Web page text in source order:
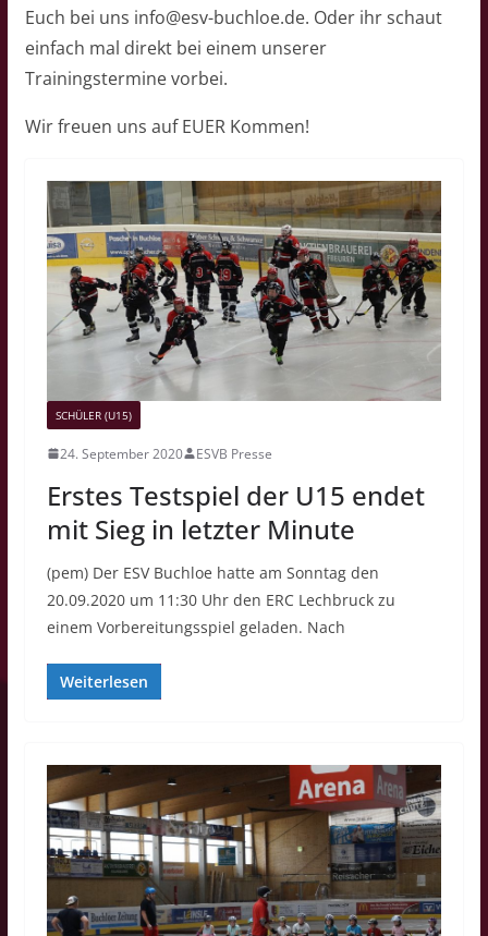
Euch bei uns info@esv-buchloe.de. Oder ihr schaut
einfach mal direkt bei einem unserer
Trainingstermine vorbei.
Wir freuen uns auf EUER Kommen!
SCHÜLER (U15)
24. September 2020 ESVB Presse
Erstes Testspiel der U15 endet
mit Sieg in letzter Minute
(pem) Der ESV Buchloe hatte am Sonntag den
20.09.2020 um 11:30 Uhr den ERC Lechbruck zu
einem Vorbereitungsspiel geladen. Nach
Weiterlesen